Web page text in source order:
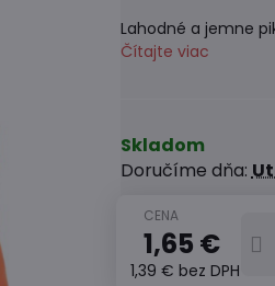
Lahodné a jemne
Čítajte viac
Skladom
Doručíme dňa:
1,65 €
1,39 € bez DPH